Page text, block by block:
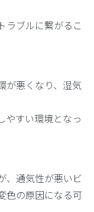
ラブルに繋がるこ
が悪くなり、湿気
やすい環境となっ
、通気性が悪いビ
色の原因になる可